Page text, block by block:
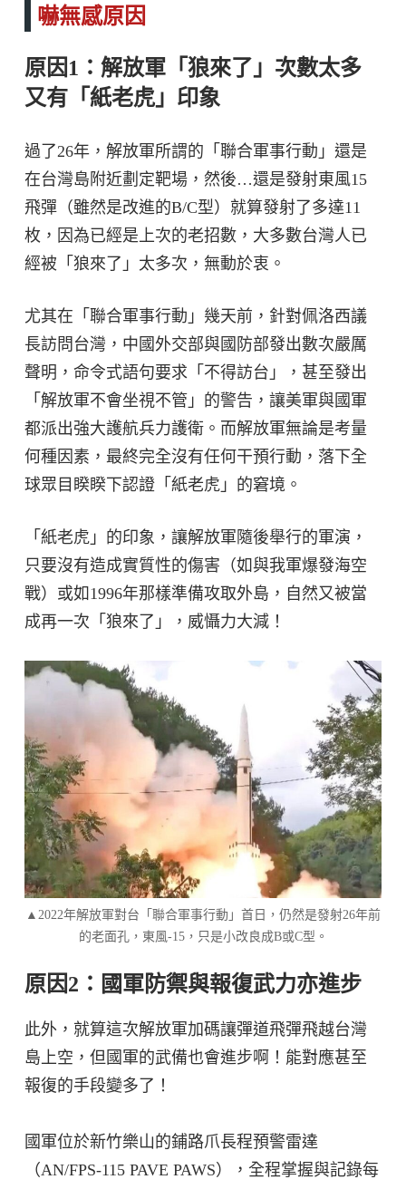
嚇無感原因
原因1：解放軍「狼來了」次數太多
又有「紙老虎」印象
過了26年，解放軍所謂的「聯合軍事行動」還是
在台灣島附近劃定靶場，然後…還是發射東風15
飛彈（雖然是改進的B/C型）就算發射了多達11
枚，因為已經是上次的老招數，大多數台灣人已
經被「狼來了」太多次，無動於衷。
尤其在「聯合軍事行動」幾天前，針對佩洛西議
長訪問台灣，中國外交部與國防部發出數次嚴厲
聲明，命令式語句要求「不得訪台」，甚至發出
「解放軍不會坐視不管」的警告，讓美軍與國軍
都派出強大護航兵力護衛。而解放軍無論是考量
何種因素，最終完全沒有任何干預行動，落下全
球眾目睽睽下認證「紙老虎」的窘境。
「紙老虎」的印象，讓解放軍隨後舉行的軍演，
只要沒有造成實質性的傷害（如與我軍爆發海空
戰）或如1996年那樣準備攻取外島，自然又被當
成再一次「狼來了」，威懾力大減！
▲2022年解放軍對台「聯合軍事行動」首日，仍然是發射26年前
的老面孔，東風-15，只是小改良成B或C型。
原因2：國軍防禦與報復武力亦進步
此外，就算這次解放軍加碼讓彈道飛彈飛越台灣
島上空，但國軍的武備也會進步啊！能對應甚至
報復的手段變多了！
國軍位於新竹樂山的鋪路爪長程預警雷達
（AN/FPS-115 PAVE PAWS），全程掌握與記錄每